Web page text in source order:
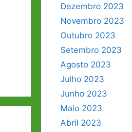
Dezembro 2023
Novembro 2023
Outubro 2023
Setembro 2023
Agosto 2023
Julho 2023
Junho 2023
Maio 2023
Abril 2023